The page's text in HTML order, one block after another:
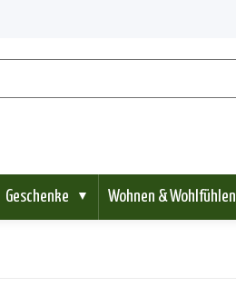
Geschenke ▼ Wohnen & Wohlfühlen